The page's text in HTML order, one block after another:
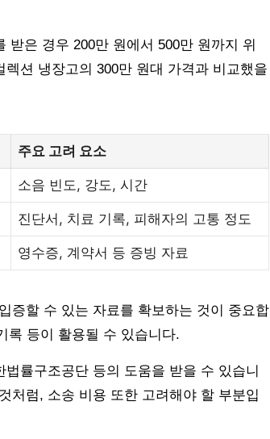
은 경우 200만 원에서 500만 원까지 위
션 냉장고의 300만 원대 가격과 비교했을
주요 고려 요소
소음 빈도, 강도, 시간
진단서, 치료 기록, 피해자의 고통 정도
영수증, 계약서 등 증빙 자료
증할 수 있는 자료를 확보하는 것이 중요합
록 등이 활용될 수 있습니다.
률구조공단 등의 도움을 받을 수 있습니
처럼, 소송 비용 또한 고려해야 할 부분입